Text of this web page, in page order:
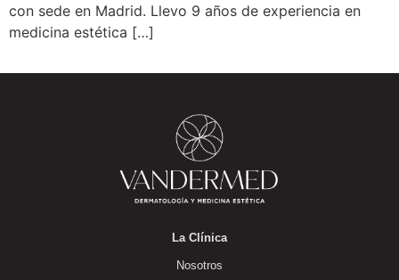
con sede en Madrid. Llevo 9 años de experiencia en
medicina estética […]
La Clínica
Nosotros